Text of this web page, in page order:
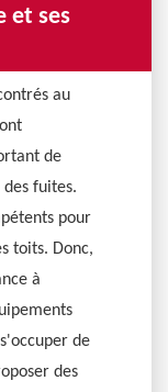
et ses
au
de
fuites.
pour
toits. Donc,
à
de
des